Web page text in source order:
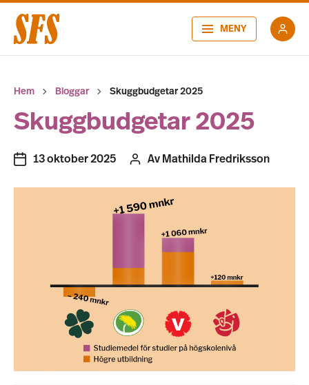
MENY
Hem Bloggar Skuggbudgetar 2025
Skuggbudgetar 2025
13 oktober 2025 Av Mathilda Fredriksson